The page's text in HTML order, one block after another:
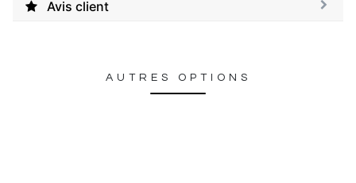
Avis client
AUTRES OPTIONS